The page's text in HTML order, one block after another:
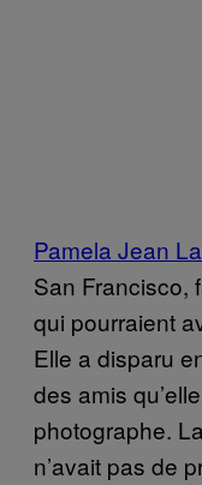
Pamela Jean
San Francisco,
qui pourraient
Elle a disparu
des amis
photographe.
n’avait pas de